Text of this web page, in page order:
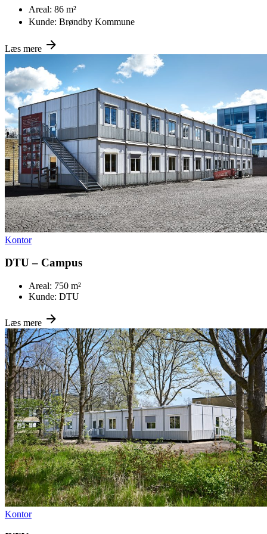
Areal: 86 m²
Kunde: Brøndby Kommune
Læs mere
Kontor
DTU – Campus
Areal: 750 m²
Kunde: DTU
Læs mere
Kontor